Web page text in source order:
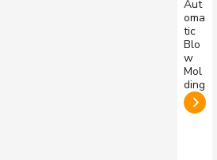
Aut
oma
tic
Blo
w
Mol
ding